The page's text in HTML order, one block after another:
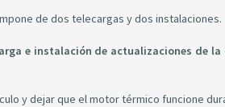
de dos telecargas y dos instalaciones.
e instalación de actualizaciones de
y dejar que el motor térmico funcione